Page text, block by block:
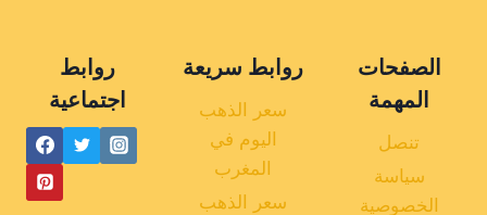
روابط
اجتماعية
روابط سريعة
سعر الذهب
اليوم في
المغرب
سعر الذهب
الصفحات
المهمة
تنصل
سياسة
الخصوصية